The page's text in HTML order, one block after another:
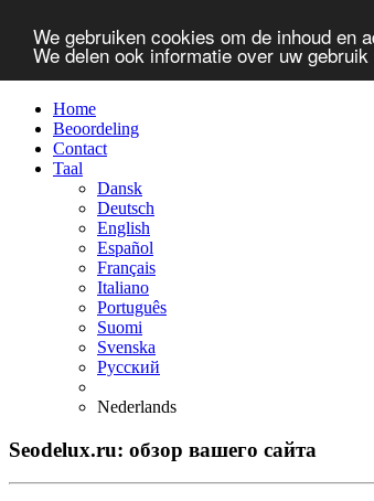
We gebruiken cookies om de inhoud en
We delen ook informatie over uw
Home
Beoordeling
Contact
Taal
Dansk
Deutsch
English
Español
Français
Italiano
Português
Suomi
Svenska
Русский
Nederlands
Seodelux.ru: обзор вашего сайта